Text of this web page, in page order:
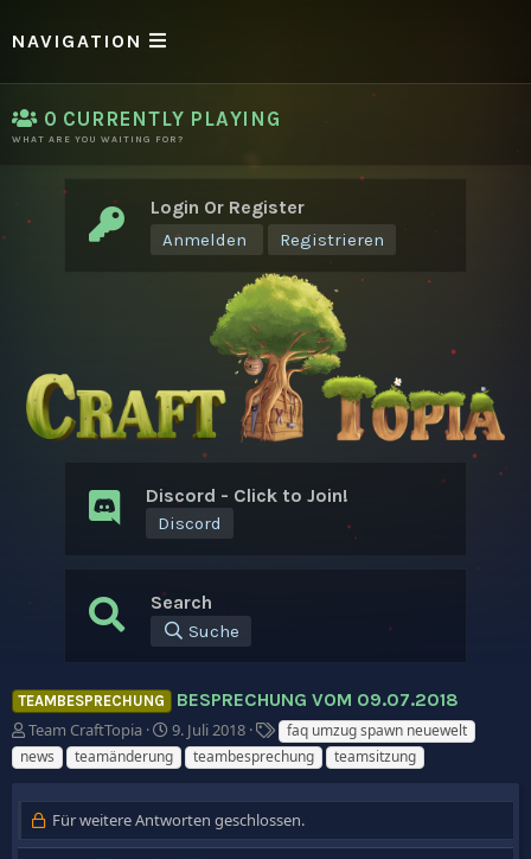
NAVIGATION
0 CURRENTLY PLAYING
WHAT ARE YOU WAITING FOR?
Login Or Register
Anmelden Registrieren
Discord - Click to Join!
Discord
Search
Suche
TEAMBESPRECHUNG BESPRECHUNG VOM 09.07.2018
E
r
s
e
l
Team CraftTopia
E
r
s
e
l
9. Juli 2018
S
c
h
a
g
faq umzug spawn neuewelt
news
teamänderung teambesprechung teamsitzung
Für weitere Antworten geschlossen.